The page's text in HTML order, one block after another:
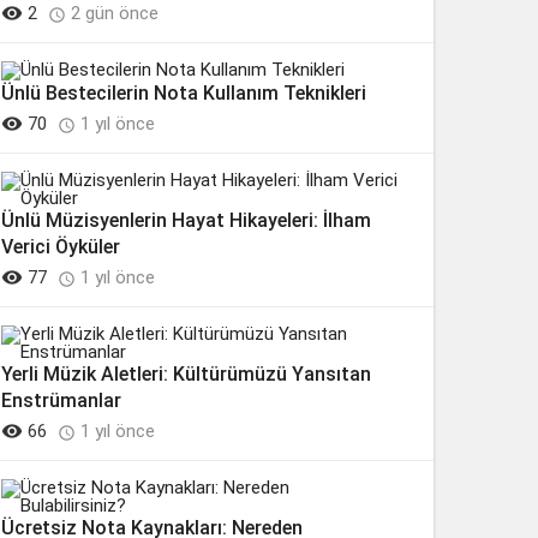
 2  2 gün önce
Ünlü Bestecilerin Nota Kullanım Teknikleri
 70  1 yıl önce
Ünlü Müzisyenlerin Hayat Hikayeleri: İlham
Verici Öyküler
 77  1 yıl önce
Yerli Müzik Aletleri: Kültürümüzü Yansıtan
Enstrümanlar
 66  1 yıl önce
Ücretsiz Nota Kaynakları: Nereden